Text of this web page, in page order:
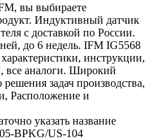
вы выбираете
Индуктивный датчик
с доставкой по России.
до 6 недель. IFM IG5568
инструкции,
все аналоги. Широкий
задач производства,
Расположение и
указать название
BPKG/US-104